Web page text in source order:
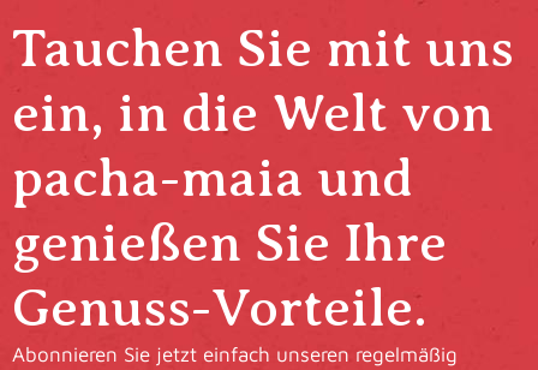
Tauchen Sie mit uns
ein, in die Welt von
pacha-maia und
genießen Sie Ihre
Genuss-Vorteile.
Abonnieren Sie jetzt einfach unseren regelmäßig